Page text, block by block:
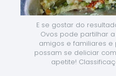
E se gostar do
Ovos pode partilhar
amigos e familiares
possam se deliciar
apetite!